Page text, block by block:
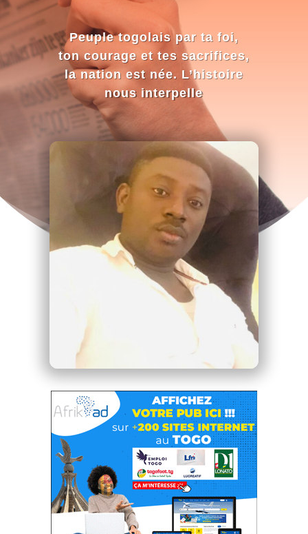
Peuple togolais par ta foi,
ton courage et tes sacrifices,
la nation est née. L’histoire
nous interpelle